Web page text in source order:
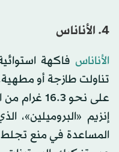
4. الأناناس
الأناناس فاكهة
على نحو
إنزيم
المساعدة في منع